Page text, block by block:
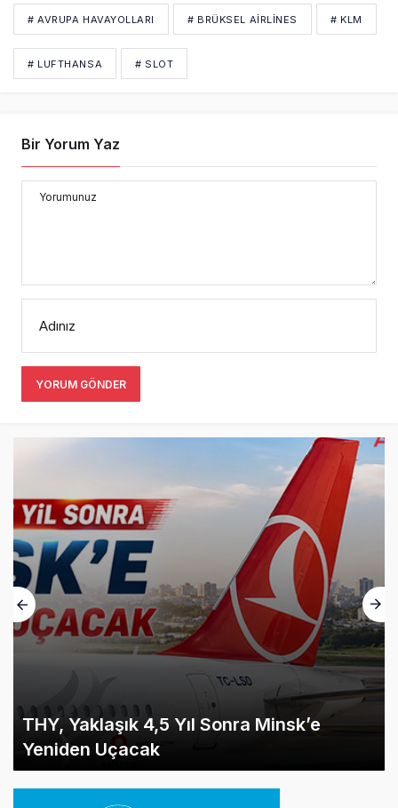
# AVRUPA HAVAYOLLARI # BRÜKSEL AIRLINES # KLM
# LUFTHANSA # SLOT
Bir Yorum Yaz
Yorumunuz
Adınız
YORUM GÖNDER
THY, Yaklaşık 4,5 Yıl Sonra Minsk’e
Yeniden Uçacak